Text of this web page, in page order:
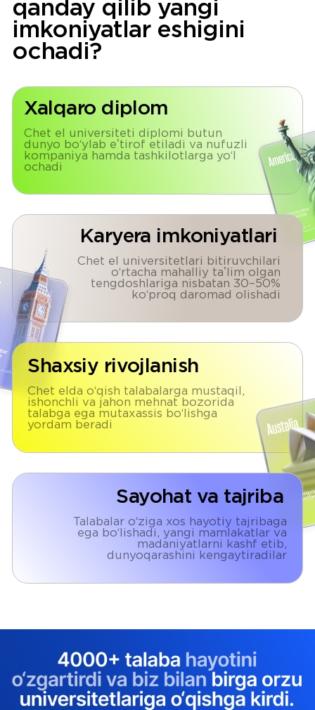
Telegram
Manzil
Bizning sahifalarimiz
Andijon, Bobur shoh
ko‘chasi, 53, “Hamkor”
Samarqand, Mahmud
Qoshg'ariy ko'chasi, 49
markazi
Toshkent shahri, Amir
Temur ko'chasi, 107B,